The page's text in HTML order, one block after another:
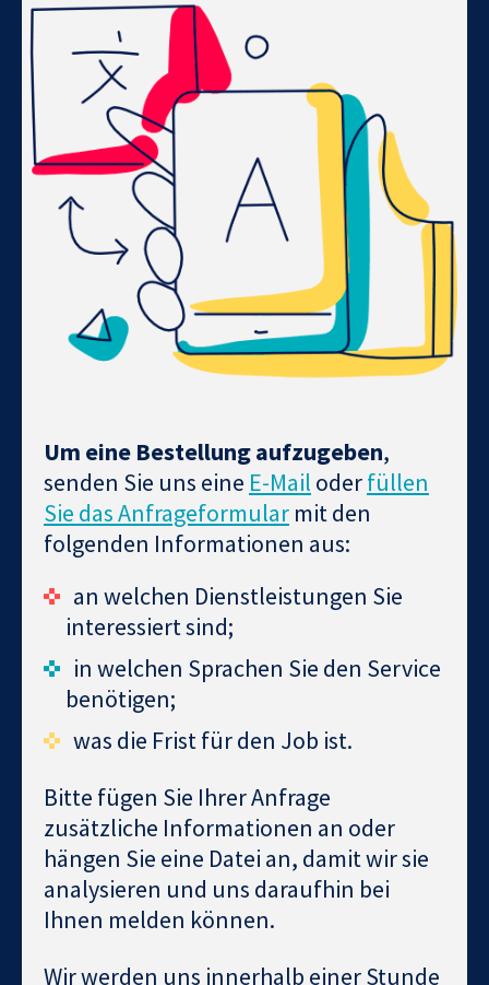
Um eine Bestellung aufzugeben,
senden Sie uns eine E-Mail oderfüllen
Sie das Anfrageformular mit den
folgenden Informationen aus:
an welchen Dienstleistungen Sie
interessiert sind;
in welchen Sprachen Sie den Service
benötigen;
was die Frist für den Job ist.
Bitte fügen Sie Ihrer Anfrage
zusätzliche Informationen an oder
hängen Sie eine Datei an, damit wir sie
analysieren und uns daraufhin bei
Ihnen melden können.
Wir werden uns innerhalb einer Stunde